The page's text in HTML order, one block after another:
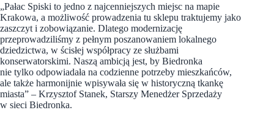
„Pałac Spiski to jedno z najcenniejszych miejsc na mapie
Krakowa, a możliwość prowadzenia tu sklepu traktujemy jako
zaszczyt i zobowiązanie. Dlatego modernizację
przeprowadziliśmy z pełnym poszanowaniem lokalnego
dziedzictwa, w ścisłej współpracy ze służbami
konserwatorskimi. Naszą ambicją jest, by Biedronka
nie tylko odpowiadała na codzienne potrzeby mieszkańców,
ale także harmonijnie wpisywała się w historyczną tkankę
miasta” – Krzysztof Stanek, Starszy Menedżer Sprzedaży
w sieci Biedronka.